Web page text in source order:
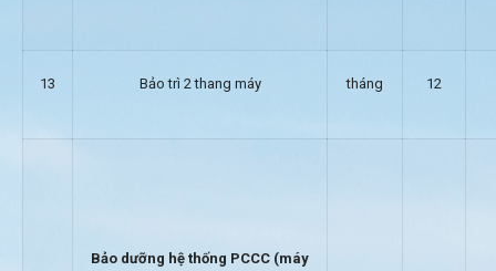
13 Bảo trì 2 thang máy tháng 12
Bảo dưỡng hệ thống PCCC (máy